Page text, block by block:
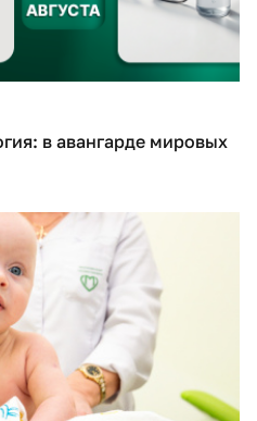
в авангарде мировых